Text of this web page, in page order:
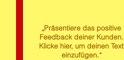
„Präsentiere das positive
Feedback deiner Kunden.
Klicke hier, um deinen Text
einzufügen.“